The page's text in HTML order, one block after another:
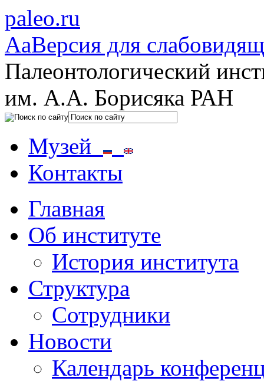
paleo.ru
AaВерсия для
Палеонтологический
им. А.А. Борисяка РАН
Музей
Контакты
Главная
Об институте
История института
Структура
Сотрудники
Новости
Календарь